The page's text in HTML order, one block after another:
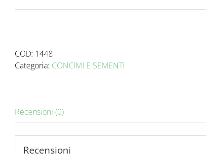
COD: 1448
Categoria: CONCIMI E SEMENTI
Recensioni (0)
Recensioni